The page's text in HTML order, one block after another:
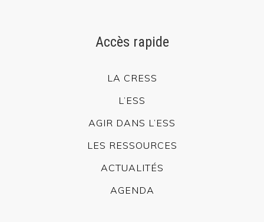
Accès rapide
LA CRESS
L’ESS
AGIR DANS L’ESS
LES RESSOURCES
ACTUALITÉS
AGENDA